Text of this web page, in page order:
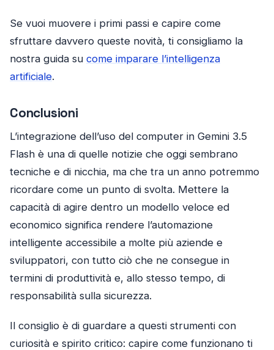
Se vuoi muovere i primi passi e capire come
sfruttare davvero queste novità, ti consigliamo la
nostra guida su come imparare l’intelligenza
artificiale.
Conclusioni
L’integrazione dell’uso del computer in Gemini 3.5
Flash è una di quelle notizie che oggi sembrano
tecniche e di nicchia, ma che tra un anno potremmo
ricordare come un punto di svolta. Mettere la
capacità di agire dentro un modello veloce ed
economico significa rendere l’automazione
intelligente accessibile a molte più aziende e
sviluppatori, con tutto ciò che ne consegue in
termini di produttività e, allo stesso tempo, di
responsabilità sulla sicurezza.
Il consiglio è di guardare a questi strumenti con
curiosità e spirito critico: capire come funzionano ti